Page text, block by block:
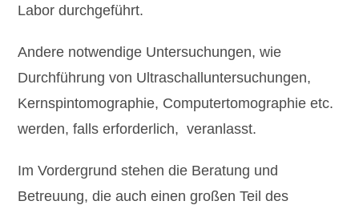
Labor durchgeführt.
Andere notwendige Untersuchungen, wie
Durchführung von Ultraschalluntersuchungen,
Kernspintomographie, Computertomographie etc.
werden, falls erforderlich, veranlasst.
Im Vordergrund stehen die Beratung und
Betreuung, die auch einen großen Teil des